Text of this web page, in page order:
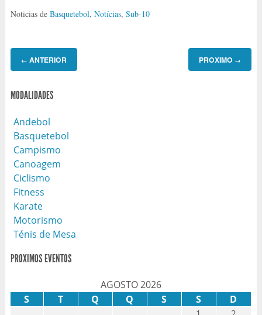
Noticias de Basquetebol, Notícias, Sub-10
← ANTERIOR PROXIMO →
MODALIDADES
Andebol
Basquetebol
Campismo
Canoagem
Ciclismo
Fitness
Karate
Motorismo
Ténis de Mesa
PROXIMOS EVENTOS
AGOSTO 2026
S
T Q Q S S D